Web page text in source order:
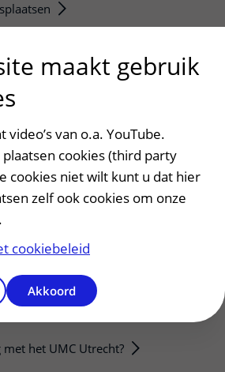
faciliteiten
het UMC Utrecht?
maakt gebruik
van o.a. YouTube.
cookies (third party
cookies niet wilt kunt u dat hier
zelf ook cookies om onze
cookiebeleid
Akkoord